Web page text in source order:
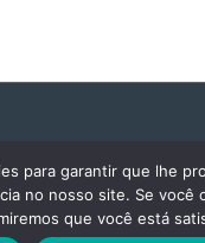
para garantir que lhe
no nosso site. Se você
que você está